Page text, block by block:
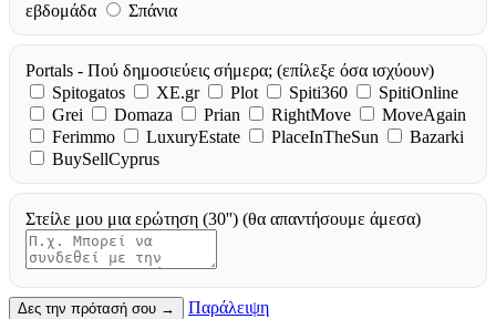
εβδομάδα
Σπάνια
Portals - Πού δημοσιεύεις σήμερα; (επίλεξε όσα ισχύουν)
Spitogatos
XE.gr Plot Spiti360
SpitiOnline
Grei
Domaza Prian RightMove
MoveAgain
Ferimmo
LuxuryEstate PlaceInTheSun
Bazarki
BuySellCyprus
Στείλε μου μια ερώτηση (30'') (θα απαντήσουμε άμεσα)
Δες την πρότασή σου →
Παράλειψη